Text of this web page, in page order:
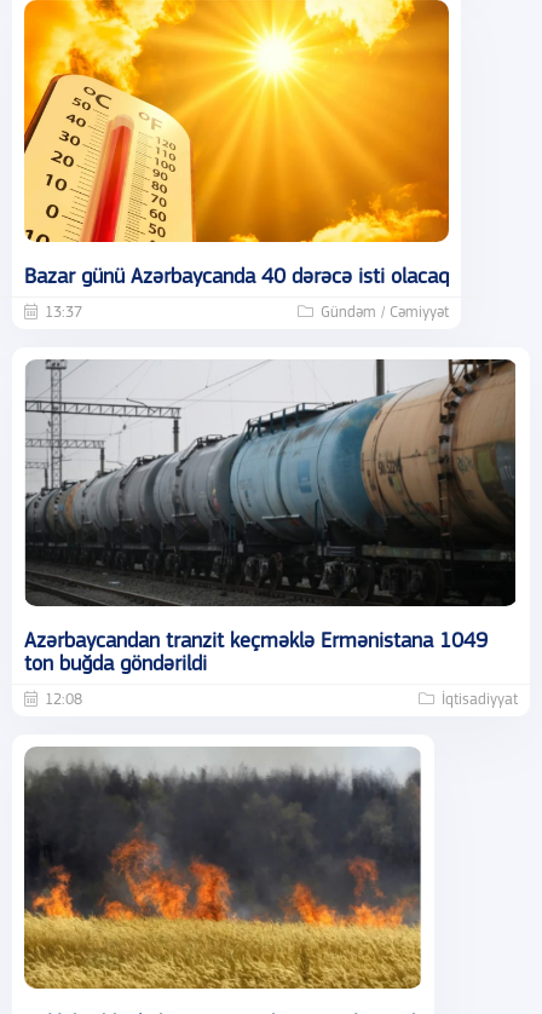
Bazar günü Azərbaycanda 40 dərəcə isti olacaq
13:37 Gündəm / Cəmiyyət
Azərbaycandan tranzit keçməklə Ermənistana 1049
ton buğda göndərildi
12:08 İqtisadiyyat